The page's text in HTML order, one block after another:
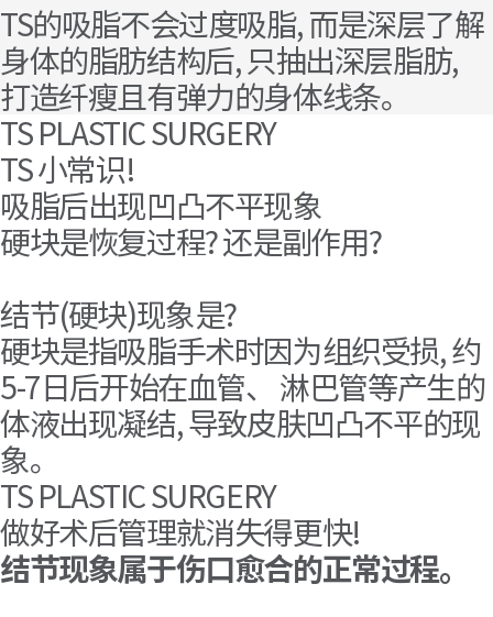
TS的吸脂不会过度吸脂, 而是深层了解
身体的脂肪结构后, 只抽出深层脂肪,
打造纤瘦且有弹力的身体线条。
TS PLASTIC SURGERY
TS 小常识!
吸脂后出现凹凸不平现象
硬块是恢复过程? 还是副作用?
结节(硬块)现象是?
硬块是指吸脂手术时因为组织受损, 约
5-7日后开始在血管、 淋巴管等产生的
体液出现凝结, 导致皮肤凹凸不平的现
象。
TS PLASTIC SURGERY
做好术后管理就消失得更快!
结节现象属于伤口愈合的正常过程。